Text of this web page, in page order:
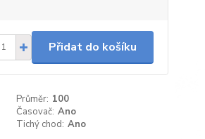
Přidat do košíku
Průměr: 100
Časovač: Ano
Tichý chod: Ano